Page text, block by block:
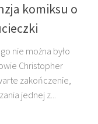
komiksu o
nie można było
Christopher
zakończenie,
jednej z...